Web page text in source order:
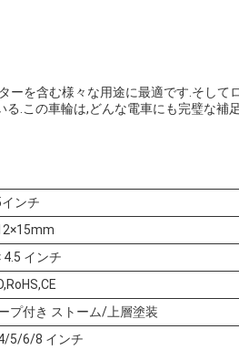
ーを含む様々な用途に最適です.そして
.この車輪は,どんな電車にも完璧な補
インチ
4.5 インチ
プ付き ストーム/上層塗装
5/6/8 インチ